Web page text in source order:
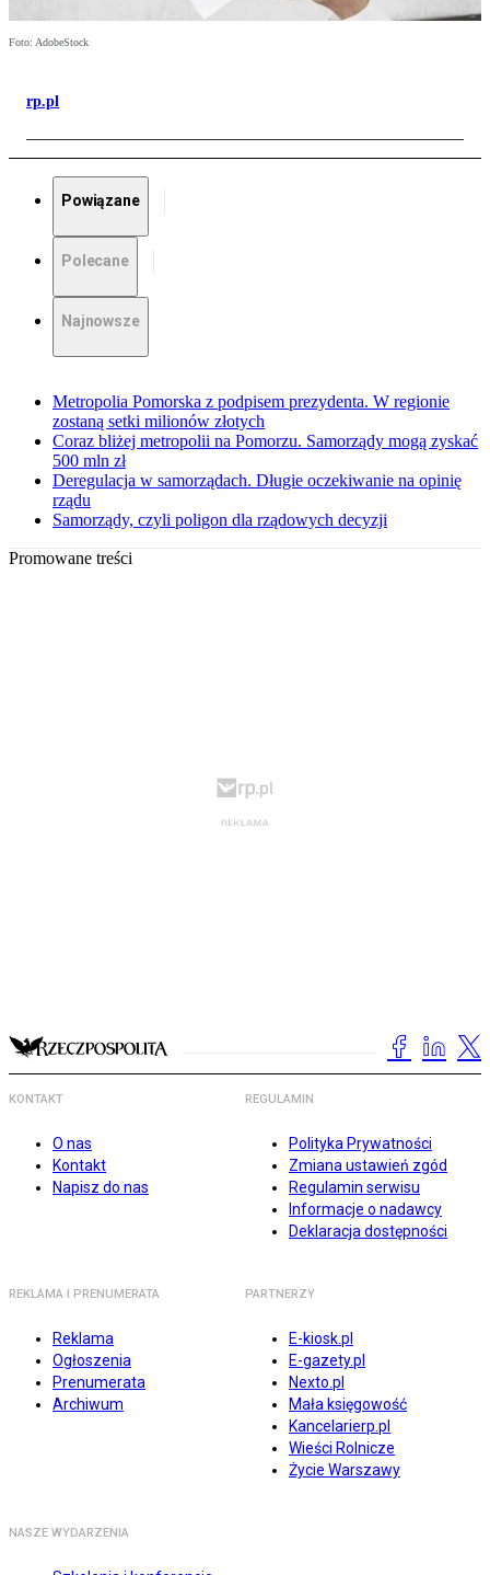
Foto: AdobeStock
rp.pl
Powiązane
Polecane
Najnowsze
Metropolia Pomorska z podpisem prezydenta. W regionie
zostaną setki milionów złotych
Coraz bliżej metropolii na Pomorzu. Samorządy mogą zyskać
500 mln zł
Deregulacja w samorządach. Długie oczekiwanie na opinię
rządu
Samorządy, czyli poligon dla rządowych decyzji
Promowane treści
KONTAKT
O nas
Kontakt
Napisz do nas
REGULAMIN
Polityka Prywatności
Zmiana ustawień zgód
Regulamin serwisu
Informacje o nadawcy
Deklaracja dostępności
REKLAMA I PRENUMERATA
Reklama
Ogłoszenia
Prenumerata
Archiwum
PARTNERZY
E-kiosk.pl
E-gazety.pl
Nexto.pl
Mała księgowość
Kancelarierp.pl
Wieści Rolnicze
Życie Warszawy
NASZE WYDARZENIA